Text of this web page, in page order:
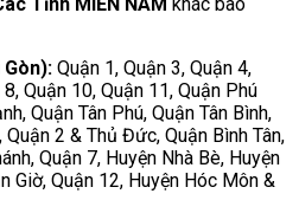
Gòn): Quận 1, Quận 3, Quận 4,
Quận 10, Quận 11, Quận Phú
Quận Tân Phú, Quận Tân Bình,
Quận 2 & Thủ Đức, Quận Bình Tân,
Quận 7, Huyện Nhà Bè, Huyện
Giờ, Quận 12, Huyện Hóc Môn &